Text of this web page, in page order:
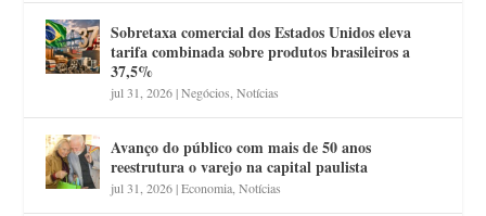
Sobretaxa comercial dos Estados Unidos eleva
tarifa combinada sobre produtos brasileiros a
37,5%
jul 31, 2026|Negócios ,Notícias
Avanço do público com mais de 50 anos
reestrutura o varejo na capital paulista
jul 31, 2026|Economia ,Notícias